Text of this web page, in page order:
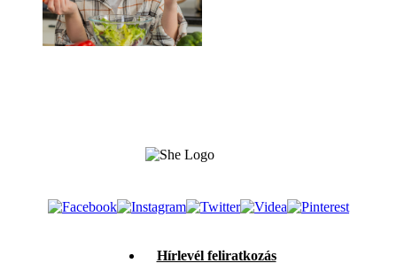
Hírlevél feliratkozás